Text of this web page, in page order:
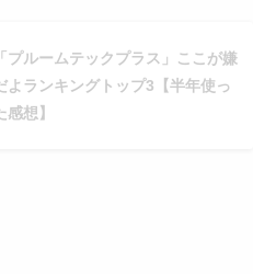
「プルームテックプラス」ここが嫌
よランキングトップ3【半年使っ
感想】